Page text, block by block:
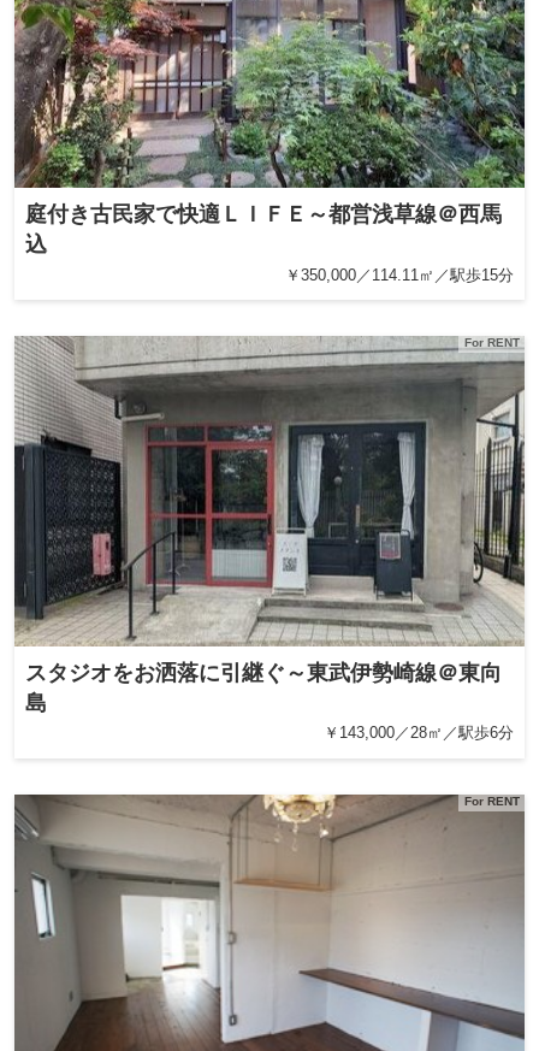
庭付き古民家で快適ＬＩＦＥ～都営浅草線＠西馬
込
￥350,000／114.11㎡／駅歩15分
For RENT
スタジオをお洒落に引継ぐ～東武伊勢崎線＠東向
島
￥143,000／28㎡／駅歩6分
For RENT